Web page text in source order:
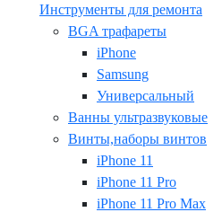
Инструменты для ремонта
BGA трафареты
iPhone
Samsung
Универсальный
Ванны ультразвуковые
Винты,наборы винтов
iPhone 11
iPhone 11 Pro
iPhone 11 Pro Max